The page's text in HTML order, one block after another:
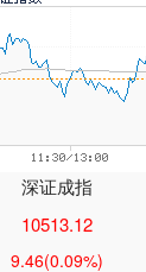
深证成指
10513.12
9.46(0.09%)